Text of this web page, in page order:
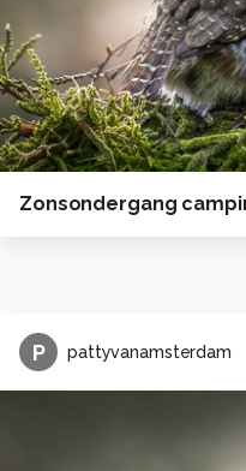
P pattyvanamsterdam